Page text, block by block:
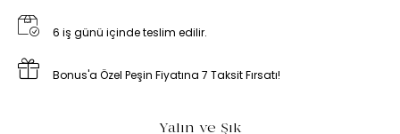
6 iş günü içinde teslim edilir.
Bonus'a Özel Peşin Fiyatına 7 Taksit Fırsatı!
Yalın ve Şık